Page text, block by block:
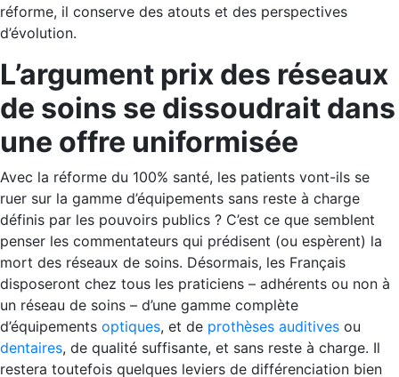
réforme, il conserve des atouts et des perspectives
d’évolution.
L’argument prix des réseaux
de soins se dissoudrait dans
une offre uniformisée
Avec la réforme du 100% santé, les patients vont-ils se
ruer sur la gamme d’équipements sans reste à charge
définis par les pouvoirs publics ? C’est ce que semblent
penser les commentateurs qui prédisent (ou espèrent) la
mort des réseaux de soins. Désormais, les Français
disposeront chez tous les praticiens – adhérents ou non à
un réseau de soins – d’une gamme complète
d’équipements optiques, et de prothèses auditives ou
dentaires, de qualité suffisante, et sans reste à charge. Il
restera toutefois quelques leviers de différenciation bien